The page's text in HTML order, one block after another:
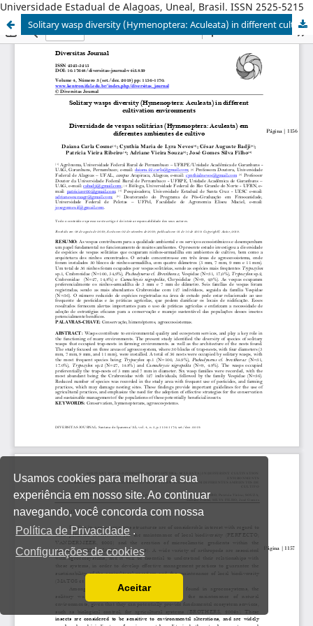
Usamos cookies para melhorar a sua
experiência em nosso site. Ao continuar
navegando, você concorda com nossa
Política de Privacidade .
Configurações de cookies
Ler a nossa Política de Privacidade
Você pode desabilitá-los alterando as
Aceitar
Universidade Estadual de Alagoas, Uneal, Brasil. ISSN 2525-5215
Solitary wasp diversity (Hymenoptera: Aculeata) in different cultivation environments